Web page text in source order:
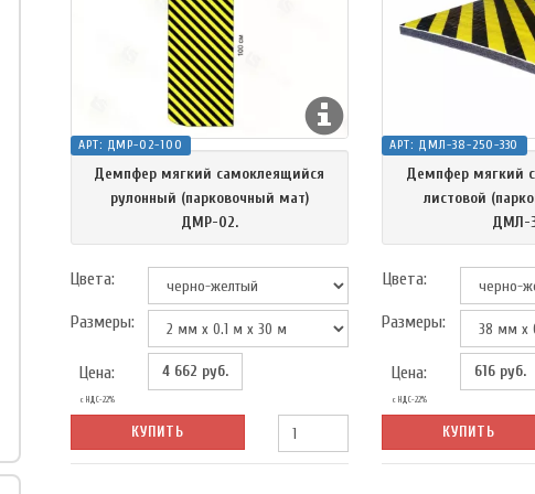
АРТ: ДМР-02-100
Демпфер мягкий самоклеящийся
рулонный (парковочный мат)
ДМР-02.
Цвета:
Размеры:
Цена:
с НДС-22%
4 662 руб.
КУПИТЬ
АРТ: ДМЛ-38-250-330
Демпфер мягкий
листовой
ДМЛ-
Цвета:
Размеры:
Цена:
с НДС-22%
616руб.
КУПИТЬ